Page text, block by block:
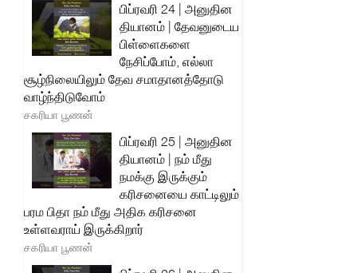
பிப்ரவரி 24 | அனுதின
தியானம் | தேவனுடைய
பிள்ளைகளை
நேசிப்போம், எல்லா
சூழ்நிலையிலும் தேவ சமாதானத்தோடு
வாழ்ந்திடுவோம்
சகரியா பூணன்
பிப்ரவரி 25 | அனுதின
தியானம் | நம் மீது
நமக்கு இருக்கும்
கரிசனையை காட்டிலும்
பரம பிதா நம் மீது அதிக கரிசனை
உள்ளவராய் இருக்கிறார்
சகரியா பூணன்